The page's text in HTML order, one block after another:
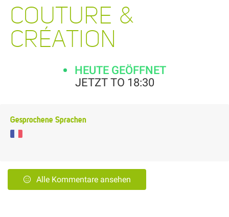
COUTURE &
CRÉATION
HEUTE GEÖFFNET
JETZT TO 18:30
Gesprochene Sprachen
Alle Kommentare ansehen